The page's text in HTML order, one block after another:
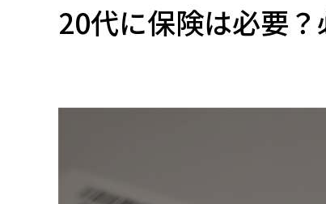
20代に保険は必要